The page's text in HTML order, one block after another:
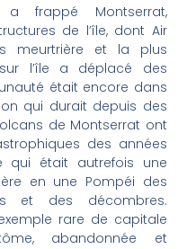
a frappé Montserrat,
de l’île, dont Air
meurtrière et la plus
l’île a déplacé des
était encore dans
qui durait depuis des
de Montserrat ont
des années
qui était autrefois une
en une Pompéi des
et des décombres.
rare de capitale
abandonnée et